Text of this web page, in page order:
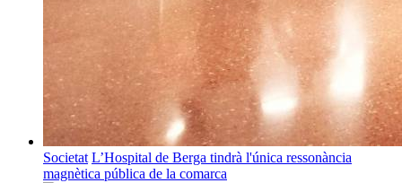
Societat L’Hospital de Berga tindrà l'única ressonància
magnètica pública de la comarca